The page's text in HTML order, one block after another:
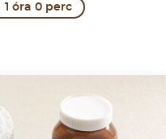
1 óra 0 perc